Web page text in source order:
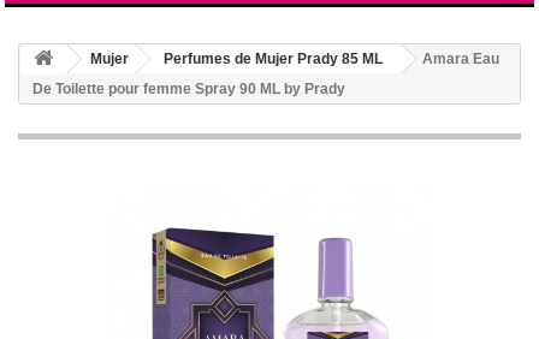
Mujer Perfumes de Mujer Prady 85 ML
Amara Eau
De Toilette pour femme Spray 90 ML by Prady